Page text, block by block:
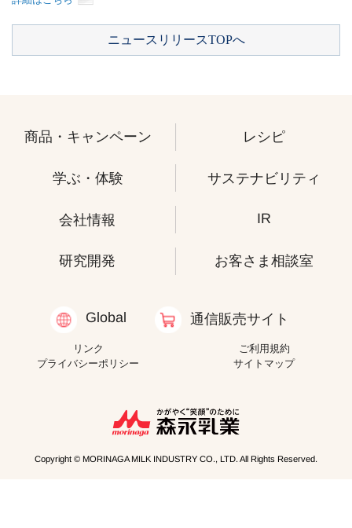
ニュースリリースTOPへ
商品・キャンペーン レシピ
学ぶ・体験 サステナビリティ
会社情報 IR
研究開発 お客さま相談室
Global 通信販売サイト
リンク
ご利用規約
プライバシーポリシー
サイトマップ
Copyright © MORINAGA MILK INDUSTRY CO., LTD. All Rights Reserved.